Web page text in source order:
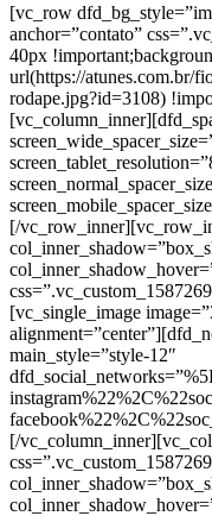
[vc_row
anchor=”contato”
40px
url(https://atunes.com.br/
rodape.jpg?id=3108)
[/
[vc_single_image
main_style=”style-12″
[/